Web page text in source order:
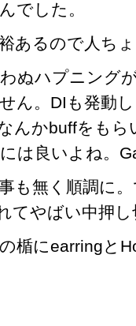
でした。
あるので人ち
ぬハプニング
ん。DIも発動
んかbuffをも
は良いよね。
も無く順調に
てやばい中押
楯にearringと